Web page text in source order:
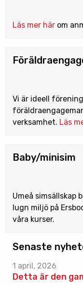
Läs mer här om
Vi är ideell
verksamhet. Läs
Baby/minisim
Umeå simsällskap
lugn miljö på
våra kurser.
Senaste
1 april, 2026
Detta är den